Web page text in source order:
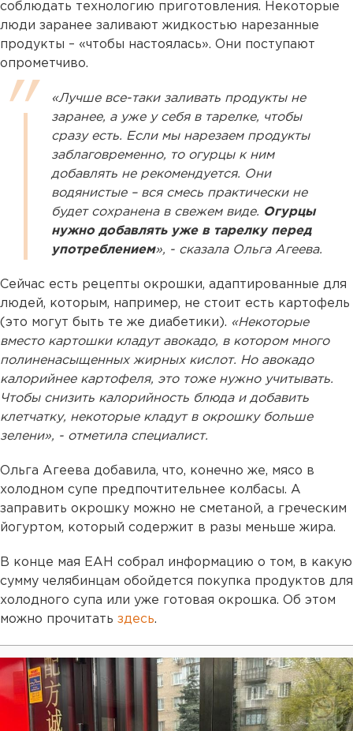
соблюдать технологию приготовления. Некоторые
люди заранее заливают жидкостью нарезанные
продукты – «чтобы настоялась». Они поступают
опрометчиво.
«Лучше все-таки заливать продукты не
заранее, а уже у себя в тарелке, чтобы
сразу есть. Если мы нарезаем продукты
заблаговременно, то огурцы к ним
добавлять не рекомендуется. Они
водянистые – вся смесь практически не
будет сохранена в свежем виде. Огурцы
нужно добавлять уже в тарелку перед
употреблением», - сказала Ольга Агеева.
Сейчас есть рецепты окрошки, адаптированные для
людей, которым, например, не стоит есть картофель
(это могут быть те же диабетики). «Некоторые
вместо картошки кладут авокадо, в котором много
полиненасыщенных жирных кислот. Но авокадо
калорийнее картофеля, это тоже нужно учитывать.
Чтобы снизить калорийность блюда и добавить
клетчатку, некоторые кладут в окрошку больше
зелени», - отметила специалист.
Ольга Агеева добавила, что, конечно же, мясо в
холодном супе предпочтительнее колбасы. А
заправить окрошку можно не сметаной, а греческим
йогуртом, который содержит в разы меньше жира.
В конце мая ЕАН собрал информацию о том, в какую
сумму челябинцам обойдется покупка продуктов для
холодного супа или уже готовая окрошка. Об этом
можно прочитать здесь.